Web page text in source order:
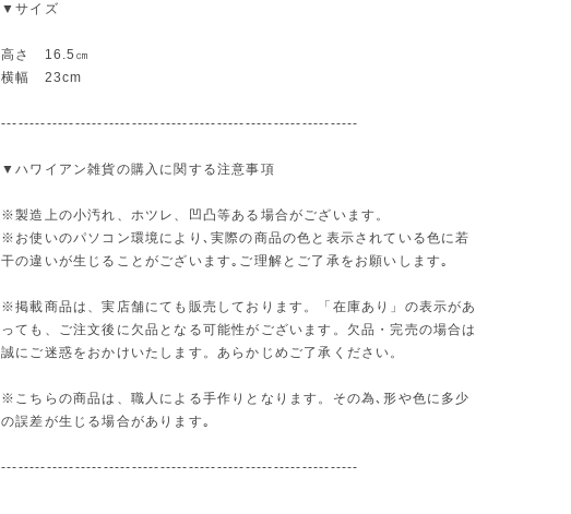
▼サイズ
高さ 16.5㎝
横幅 23cm
---------------------------------------------------------------
▼ハワイアン雑貨の購入に関する注意事項
※製造上の小汚れ、ホツレ、凹凸等ある場合がございます。
※お使いのパソコン環境により､実際の商品の色と表示されている色に若
干の違いが生じることがございます｡ご理解とご了承をお願いします｡
※掲載商品は、実店舗にても販売しております。「在庫あり」の表示があ
っても、ご注文後に欠品となる可能性がございます。欠品・完売の場合は
誠にご迷惑をおかけいたします。あらかじめご了承ください。
※こちらの商品は、職人による手作りとなります。その為､形や色に多少
の誤差が生じる場合があります｡
---------------------------------------------------------------